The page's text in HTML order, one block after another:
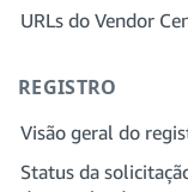
Etapa 10: listar
provedores de
URLs do Vendor
REGISTRO
Visão geral do
Registrar-se
Status da